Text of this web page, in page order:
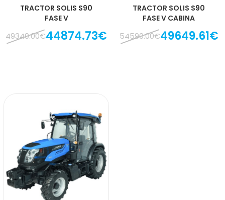
TRACTOR SOLIS S90
FASE V
49340.00€44874.73€
TRACTOR SOLIS S90
FASE V CABINA
54590.00€49649.61€